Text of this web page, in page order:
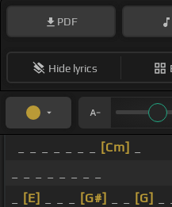
PDF
Hide lyrics
[Cm]
[E] [G#] [G]